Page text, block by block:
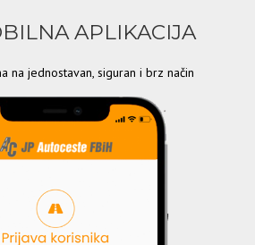
APLIKACIJA
na jednostavan, siguran i brz način